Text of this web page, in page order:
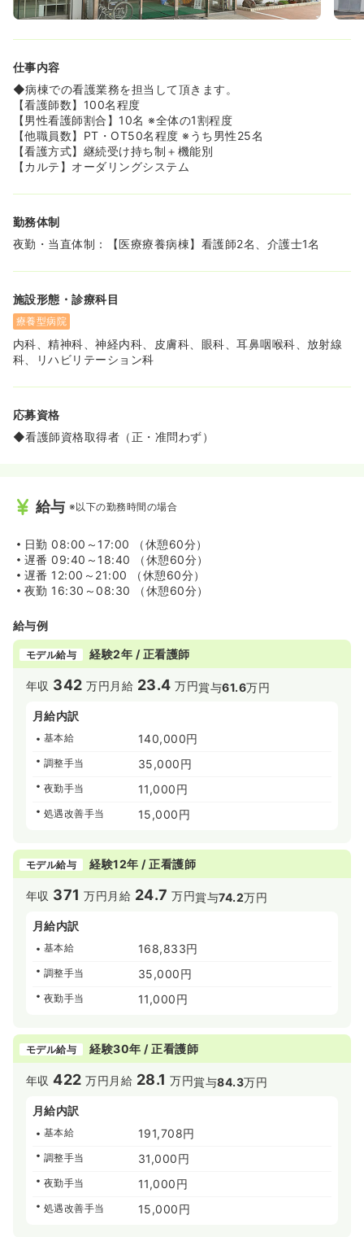
≪幅広い年代が自分らしく活躍できる環境です≫
◆20代から30代の若手はもちろん、50代から70代のベテ
ラン層まで幅広い世代が現役で活躍しています。
欲のある方を歓迎する懐の深い職場です。
≪盤石な教育体制で着実なスキルアップが叶います≫
◆認定看護管理者（サード課程修了）の資格を持つ、経験
豊かな看護部長が指揮を執り、組織改革や教育体制の再構
築に注力されています。ブランクがある方も相談可能で
す。
で指導してくれる環境なので、病棟経験が浅い方でも安心
◆宇部フロンティア大学から講師を招き、看護研究などの
指導を行うなど、教育指導のレベルアップにも力を入れて
◆認知症ケアやNST（栄養サポートチーム）など、専門チ
◆個々のキャリアプランを尊重する風土があり、認定看護
師の取得や特定行為研修などへの挑戦を全力でバックアッ
プしています。実際に研修を経てキャリアアップした先輩
も多く、専門性を高めたい方には最適な環境です。
以上の頻度でお看取りの実績があり、終末期看護の経験を
しっかり積むことができます！
◆患者様やそのご家族に寄り添い、最期まで尊厳を支える
◆院内教育・研修は勤務時間内での実施が基本のため、プ
ライベートの時間を犠牲にすることなく、専門職としての
院外研修などが充実しておりますので、ご自身の看護スキ
ルを上げることができます！
≪ワークライフバランスを重視したい方にオススメ♪≫
す。夏季休暇、年末年始休暇もあり、プライベートのご都
合との両立を図る事ができます！また有給の消化率も90％
を超えており、平均取得日数は年間10日前後と実績がある
ため、お休みを取りやすい雰囲気があります。公休と合わ
せれば年間で130日近くはお休みを取ることも出来ます。
おすすめしたい職場です。
≪子育て中の方も安心してお仕事に専念できます！≫
◆多数のママさんナースが在籍しており、急な休みにも周
囲が協力し合う互助の精神が根付いています。家庭と仕事
を両立しやすい理解ある文化があるため、ライフステージ
が変わっても定着率が高いのが自慢です！
安心して長く安定して働けます。
◆育児などの家庭環境に合わせ、夜勤が難しい方であれ
ば、日勤のみでのご勤務が可能です！ゆくゆく夜勤ができ
る方であれば、ご気軽にご相談ください！逆に夜勤多めも
相談出来ます。夜勤を多く入りたい方もご相談ください。
≪充実したサポート体制と評価制度があります！≫
◆職員の精神面でのケアには臨床心理士が対応するほか、
1年間頑張った職員には、職員による投票で病院長から表彰
状と金一封が出るような制度を整えております。毎年2,3
≪多職種が連携する、質の高いチーム医療を実践できま
す！≫
◆医師や看護師のほか、PT・OT・ST、臨床心理士、社会
福祉士などの専門家がチームを組み、患者様の在宅復帰と
いう目標を共有して深く関われます。
◆認知症看護や摂食・嚥下障害看護の認定看護師が在籍す
る専門外来や、365日実施のリハビリなど、地域に根さし
た「治し支える医療」を学べる環境です！
仕事内容
◆病棟での看護業務を担当して頂きます。
【看護師数】100名程度
【男性看護師割合】10名 ※全体の1割程度
【他職員数】PT・OT50名程度 ※うち男性25名
【看護方式】継続受け持ち制＋機能別
【カルテ】オーダリングシステム
勤務体制
夜勤・当直体制：【医療療養病棟】看護師2名、介護士1名
施設形態・診療科目
療養型病院
内科、精神科、神経内科、皮膚科、眼科、耳鼻咽喉科、放射線
科、リハビリテーション科
応募資格
◆看護師資格取得者（正・准問わず）
給与 ※以下の勤務時間の場合
日勤 08:00～17:00 （休憩60分）
遅番 09:40～18:40 （休憩60分）
遅番 12:00～21:00 （休憩60分）
夜勤 16:30～08:30 （休憩60分）
給与例
モデル給与 経験2年 / 正看護師
年収 342 万円 月給 23.4 万円賞与61.6万円
月給内訳
基本給 140,000円
調整手当 35,000円
夜勤手当 11,000円
処遇改善手当 15,000円
モデル給与 経験12年 / 正看護師
年収 371 万円 月給 24.7 万円賞与74.2万円
月給内訳
基本給 168,833円
調整手当 35,000円
夜勤手当 11,000円
モデル給与 経験30年 / 正看護師
年収422 万円 月給 28.1 万円賞与84.3万円
月給内訳
基本給 191,708円
調整手当 31,000円
夜勤手当 11,000円
処遇改善手当 15,000円